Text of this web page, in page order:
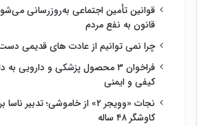
قوانین تأمین اجتماعی به‌روزرسانی
قانون به نفع مردم
چرا نمی توانیم از عادت های قدیمی دست
فراخوان ۳ محصول پزشکی و دارویی
کیفی و ایمنی
نجات «وویجر ۲» از خاموشی؛ تدبیر
کاوشگر ۴۸ ساله